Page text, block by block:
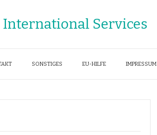
International Services
SONSTIGES EU-HILFE IMPRESSUM